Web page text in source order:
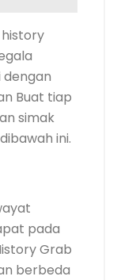
dengan
Buat tiap
simak
ini.
pada
Grab
berbeda